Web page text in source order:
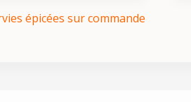
épicées sur commande